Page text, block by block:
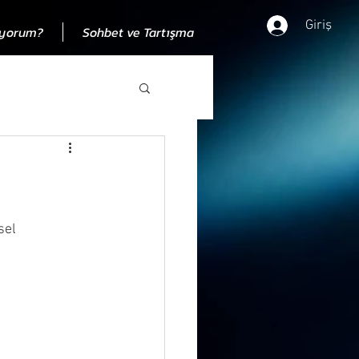
Sohbet ve Tartışma Giriş